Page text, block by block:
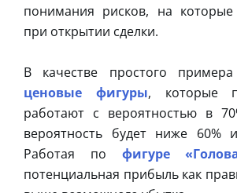
понимания рисков, на
при открытии сделки.
В качестве простого
ценовые фигуры, которые
работают с вероятностью в
вероятность будет ниже 60%
Работая по фигуре
потенциальная прибыль как